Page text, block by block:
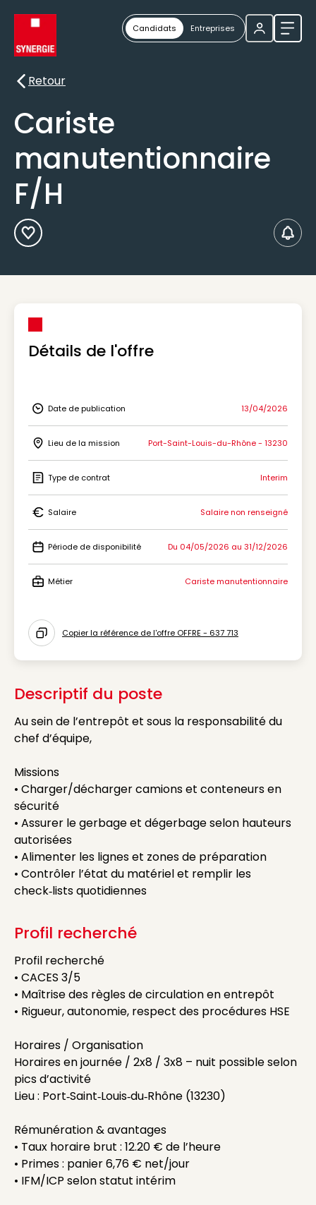
Candidats Entreprises
Retour
Retour
Cariste
manutentionnaire
F/H
Ajouter aux Favoris
Détails de l'offre
Icon Date de publication
Date de publication 13/04/2026
Icon Lieu de la mission
Lieu de la mission Port-Saint-Louis-du-Rhône - 13230
Icon Type de contrat
Type de contrat Interim
Icon Salaire
Salaire Salaire non renseigné
Icon Période de disponibilité
Période de disponibilité Du 04/05/2026 au 31/12/2026
Métier Cariste manutentionnaire
Icon copy to clipboard
Copier la référence de l'offre OFFRE - 637 713
Descriptif du poste
Au sein de l’entrepôt et sous la responsabilité du
chef d’équipe,
Missions
• Charger/décharger camions et conteneurs en
sécurité
• Assurer le gerbage et dégerbage selon hauteurs
autorisées
• Alimenter les lignes et zones de préparation
• Contrôler l’état du matériel et remplir les
check‑lists quotidiennes
Profil recherché
Profil recherché
• CACES 3/5
• Maîtrise des règles de circulation en entrepôt
• Rigueur, autonomie, respect des procédures HSE
Horaires / Organisation
Horaires en journée / 2x8 / 3x8 – nuit possible selon
pics d’activité
Lieu : Port‑Saint‑Louis‑du‑Rhône (13230)
Rémunération & avantages
• Taux horaire brut : 12.20 € de l’heure
• Primes : panier 6,76 € net/jour
• IFM/ICP selon statut intérim